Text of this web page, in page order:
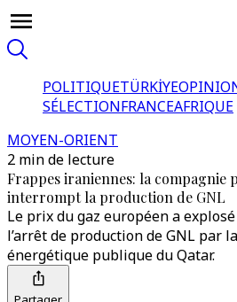
POLITIQUETÜRKİYE
SÉLECTIONFRANCEAFRIQUE
MOYEN-ORIENT
2 min de lecture
Frappes iraniennes: la compagnie
interrompt la production de GNL
Le prix du gaz européen a
l’arrêt de production de GNL par
énergétique publique du Qatar.